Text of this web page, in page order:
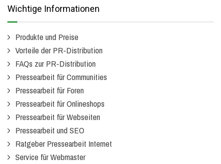
Wichtige Informationen
Produkte und Preise
Vorteile der PR-Distribution
FAQs zur PR-Distribution
Pressearbeit für Communities
Pressearbeit für Foren
Pressearbeit für Onlineshops
Pressearbeit für Webseiten
Pressearbeit und SEO
Ratgeber Pressearbeit Internet
Service für Webmaster